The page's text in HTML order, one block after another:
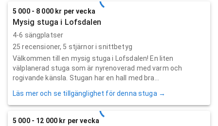
5 000 - 8 000 kr per vecka
Mysig stuga i Lofsdalen
4-6 sängplatser
25 recensioner, 5 stjärnor i snittbetyg
Välkommen till en mysig stuga i Lofsdalen! En liten
välplanerad stuga som är nyrenoverad med varm och
rogivande känsla. Stugan har en hall med bra...
Läs mer och se tillgänglighet för denna stuga →
5 000 - 12 000 kr per vecka